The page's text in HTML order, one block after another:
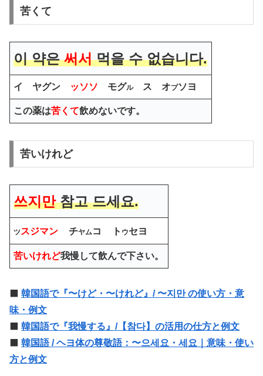
苦くて
이 약은써서먹을 수 없습니다.
イ ヤグン ッソソ モグルス オプソヨ
この薬は苦くて飲めないです。
苦いけれど
쓰지만참고 드세요.
ツスジマン チヤムコ ト ウセヨ
苦いけれど我慢して飲んで下さい。
韓国語で『〜けど・〜けれど』/ 〜지만 の使い方・意
味・例文
韓国語で『我慢する』/【참다】の活用の仕方と例文
韓国語 / ヘヨ体の尊敬語：〜으세요・세요｜意味・使い
方と例文